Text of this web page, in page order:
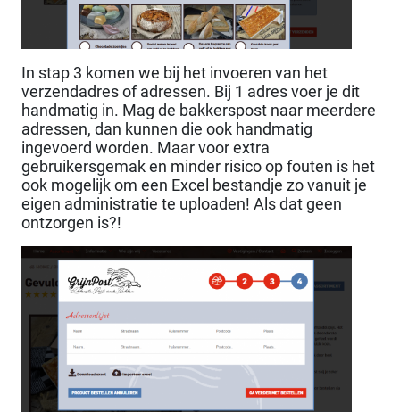
In stap 3 komen we bij het invoeren van het
verzendadres of adressen. Bij 1 adres voer je dit
handmatig in. Mag de bakkerspost naar meerdere
adressen, dan kunnen die ook handmatig
ingevoerd worden. Maar voor extra
gebruikersgemak en minder risico op fouten is het
ook mogelijk om een Excel bestandje zo vanuit je
eigen administratie te uploaden! Als dat geen
ontzorgen is?!